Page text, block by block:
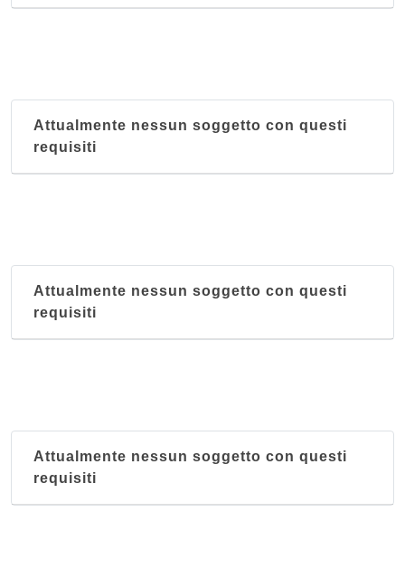
Attualmente nessun soggetto con questi
requisiti
Attualmente nessun soggetto con questi
requisiti
Attualmente nessun soggetto con questi
requisiti